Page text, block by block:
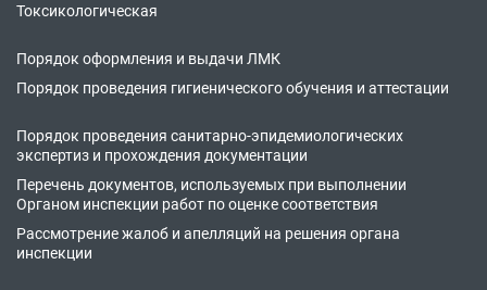
Токсикологическая
Порядок оформления и выдачи ЛМК
Порядок проведения гигиенического обучения и аттестации
Порядок проведения санитарно-эпидемиологических
экспертиз и прохождения документации
Перечень документов, используемых при выполнении
Органом инспекции работ по оценке соответствия
Рассмотрение жалоб и апелляций на решения органа
инспекции